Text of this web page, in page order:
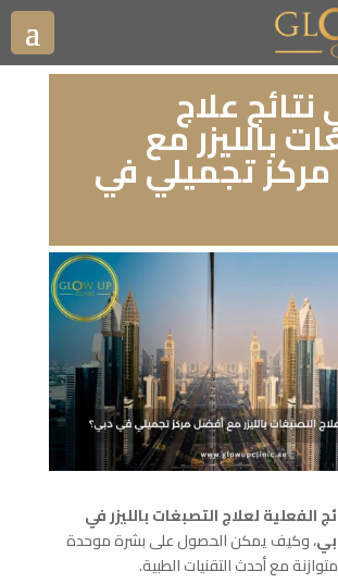
علاج
بالليزر مع
تجميلي في
الفعلية لعلاج التصبغات بالليزر في
، وكيف يمكن الحصول على بشرة موحدة
مع أحدث التقنيات الطبية.